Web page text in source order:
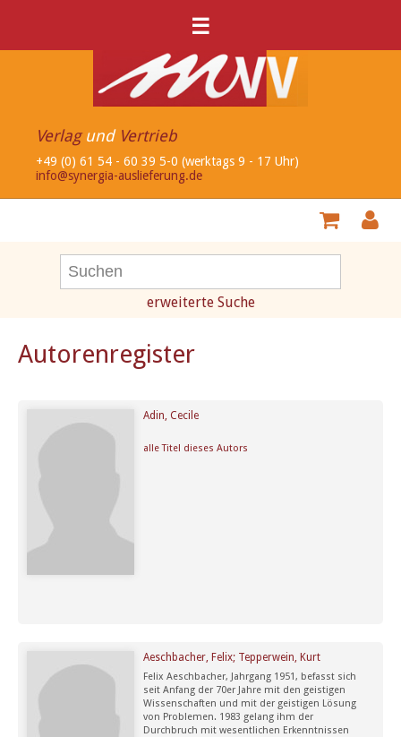
☰
Verlagund Vertrieb
+49 (0) 61 54 - 60 39 5-0 (werktags 9 - 17 Uhr)
info@synergia-auslieferung.de
erweiterte Suche
Autorenregister
Adin, Cecile
alle Titel dieses Autors
Aeschbacher, Felix; Tepperwein, Kurt
Felix Aeschbacher, Jahrgang 1951, befasst sich
seit Anfang der 70er Jahre mit den geistigen
Wissenschaften und mit der geistigen Lösung
von Problemen. 1983 gelang ihm der
Durchbruch mit wesentlichen Erkenntnissen